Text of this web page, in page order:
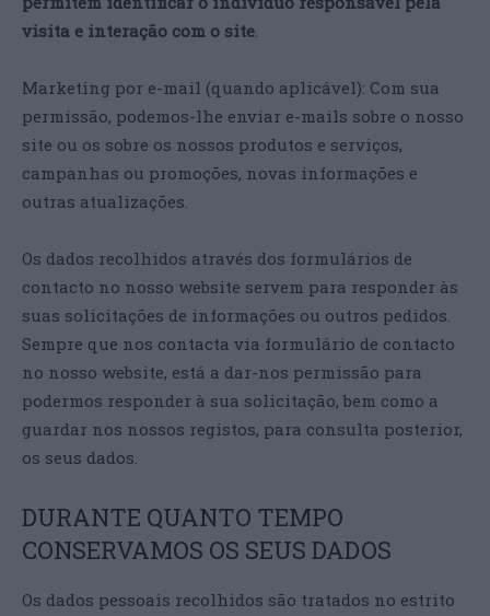
visita e interação com o site.
Marketing por e-mail (quando aplicável): Com sua
permissão, podemos-lhe enviar e-mails sobre o nosso
site ou os sobre os nossos produtos e serviços,
campanhas ou promoções, novas informações e
outras atualizações.
Os dados recolhidos através dos formulários de
contacto no nosso website servem para responder às
suas solicitações de informações ou outros pedidos.
Sempre que nos contacta via formulário de contacto
no nosso website, está a dar-nos permissão para
podermos responder à sua solicitação, bem como a
guardar nos nossos registos, para consulta posterior,
os seus dados.
DURANTE QUANTO TEMPO
CONSERVAMOS OS SEUS DADOS
Os dados pessoais recolhidos são tratados no estrito